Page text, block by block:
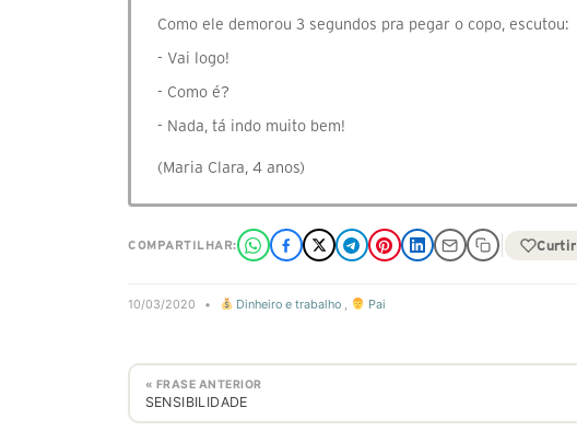
Como ele demorou 3 segundos pra pegar o copo, escutou:
- Vai logo!
- Como é?
- Nada, tá indo muito bem!
(Maria Clara, 4 anos)
COMPARTILHAR: Curtir
10/03/2020 • Dinheiro e trabalho , Pai
« FRASE ANTERIOR
SENSIBILIDADE